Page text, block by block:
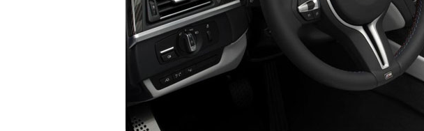
Chủ Nhật , 18/03/2012 | 11:21
2012 BMW M6 Coupe & Convertible